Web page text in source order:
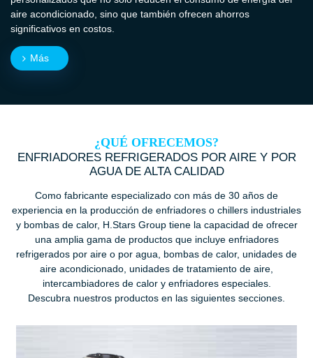
aire acondicionado, sino que también ofrecen ahorros
significativos en costos.
Más
¿QUÉ OFRECEMOS?
ENFRIADORES REFRIGERADOS POR AIRE Y POR
AGUA DE ALTA CALIDAD
Como fabricante especializado con más de 30 años de
experiencia en la producción de enfriadores o chillers industriales
y bombas de calor, H.Stars Group tiene la capacidad de ofrecer
una amplia gama de productos que incluye enfriadores
refrigerados por aire o por agua, bombas de calor, unidades de
aire acondicionado, unidades de tratamiento de aire,
intercambiadores de calor y enfriadores especiales.
Descubra nuestros productos en las siguientes secciones.